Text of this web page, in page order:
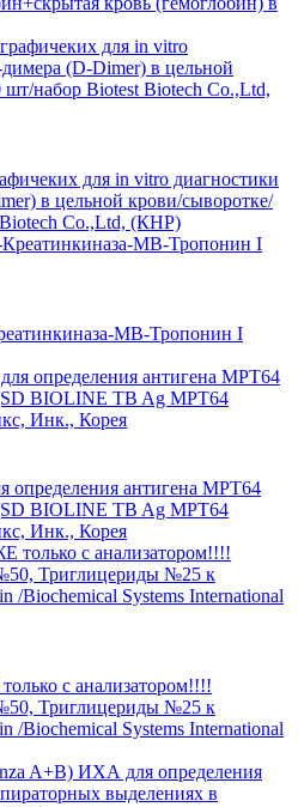
для in vitro диагностики
в цельной крови/сыворотке/
Co.,Ltd, (КНР)
МВ-Тропонин I
определения антигена МРТ64
BIOLINE TB Ag MPT64
Инк., Корея
с анализатором!!!!
Триглицериды №25 к
/Biochemical Systems International